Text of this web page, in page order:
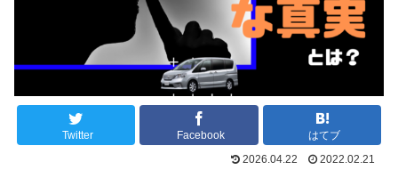
Twitter Facebook
はてブ
2026.04.22
2022.02.21